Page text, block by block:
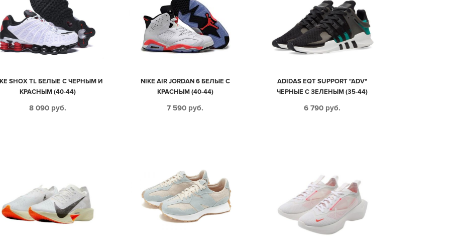
SHOX TL БЕЛЫЕ С ЧЕРНЫМ И
КРАСНЫМ (40-44)
8 090 руб.
NIKE AIR JORDAN 6 БЕЛЫЕ С
КРАСНЫМ (40-44)
7 590 руб.
ADIDAS EQT SUPPORT "ADV"
ЧЕРНЫЕ С ЗЕЛЕНЫМ (35-44)
6 790 руб.